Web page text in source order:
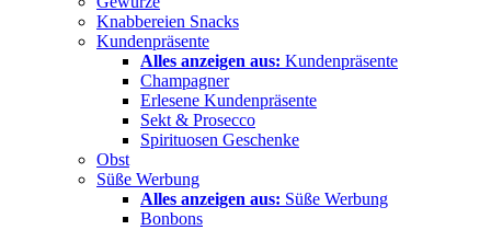
Knabbereien Snacks
Kundenpräsente
Alles anzeigen aus: Kundenpräsente
Champagner
Erlesene Kundenpräsente
Sekt & Prosecco
Spirituosen Geschenke
Obst
Süße Werbung
Alles anzeigen aus: Süße Werbung
Bonbons